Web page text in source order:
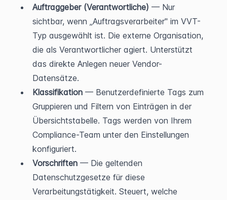
Auftraggeber (Verantwortliche) — Nur
sichtbar, wenn „Auftragsverarbeiter" im VVT-
Typ ausgewählt ist. Die externe Organisation,
die als Verantwortlicher agiert. Unterstützt
das direkte Anlegen neuer Vendor-
Datensätze.
Klassifikation — Benutzerdefinierte Tags zum
Gruppieren und Filtern von Einträgen in der
Übersichtstabelle. Tags werden von Ihrem
Compliance-Team unter den Einstellungen
konfiguriert.
Vorschriften — Die geltenden
Datenschutzgesetze für diese
Verarbeitungstätigkeit. Steuert, welche